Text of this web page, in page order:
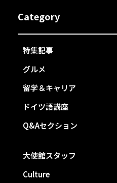
Category
特集記事
グルメ
留学＆キャリア
ドイツ語講座
Q&Aセクション
大使館スタッフ
Culture